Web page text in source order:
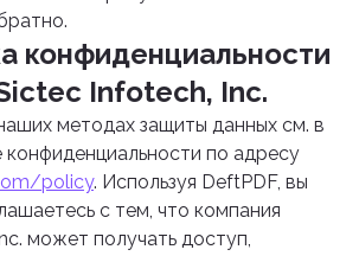
конфиденциальности
Infotech, Inc.
методах защиты данных см. в
по адресу
policy. Используя DeftPDF, вы
с тем, что компания
может получать доступ,